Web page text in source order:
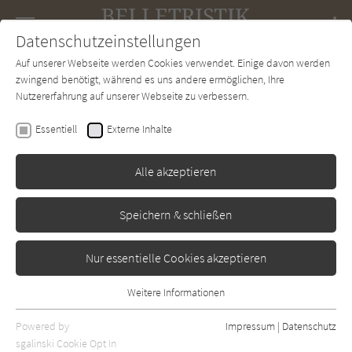
SUCHE Forum Charts Newsletter
Anagrama
Standard
Alle Kategorien anzeigen
Datenschutzeinstellungen
Auf unserer Webseite werden Cookies verwendet. Einige davon werden
zwingend benötigt, während es uns andere ermöglichen, Ihre
Nutzererfahrung auf unserer Webseite zu verbessern.
Essentiell Externe Inhalte
Alle akzeptieren
Speichern & schließen
Nur essentielle Cookies akzeptieren
Essentielle Cookies werden für grundlegende Funktionen der
Webseite benötigt. Dadurch ist gewährleistet, dass die Webseite
Weitere Informationen
Powered by
sgalinski Cookie Opt In
Impressum | Datenschutz